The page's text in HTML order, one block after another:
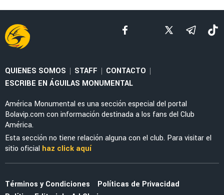
QUIENES SOMOS | STAFF | CONTACTO |
ESCRIBE EN ÁGUILAS MONUMENTAL
América Monumental es una sección especial del portal
Bolavip.com con información destinada a los fans del Club
América.
Esta sección no tiene relación alguna con el club. Para visitar el
sitio oficial haz click aquí
Términos y Condiciones
Políticas de Privacidad